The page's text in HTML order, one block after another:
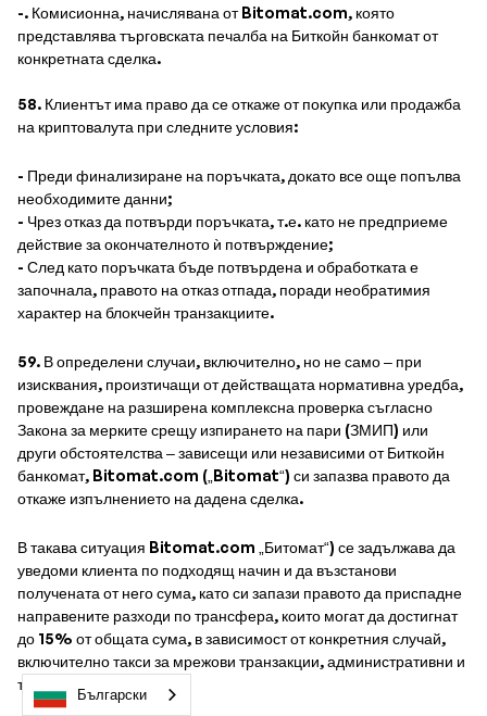
-. Комисионна, начислявана от Bitomat.com, която
представлява търговската печалба на Биткойн банкомат от
конкретната сделка.
58. Клиентът има право да се откаже от покупка или продажба
на криптовалута при следните условия:
- Преди финализиране на поръчката, докато все още попълва
необходимите данни;
- Чрез отказ да потвърди поръчката, т.е. като не предприеме
действие за окончателното ѝ потвърждение;
- След като поръчката бъде потвърдена и обработката е
започнала, правото на отказ отпада, поради необратимия
характер на блокчейн транзакциите.
59. В определени случаи, включително, но не само – при
изисквания, произтичащи от действащата нормативна уредба,
провеждане на разширена комплексна проверка съгласно
Закона за мерките срещу изпирането на пари (ЗМИП) или
други обстоятелства – зависещи или независими от Биткойн
банкомат, Bitomat.com („Bitomat“) си запазва правото да
откаже изпълнението на дадена сделка.
В такава ситуация Bitomat.com „Битомат“) се задължава да
уведоми клиента по подходящ начин и да възстанови
получената от него сума, като си запази правото да приспадне
направените разходи по трансфера, които могат да достигнат
до 15% от общата сума, в зависимост от конкретния случай,
включително такси за мрежови транзакции, административни и
технически разходи.
Български